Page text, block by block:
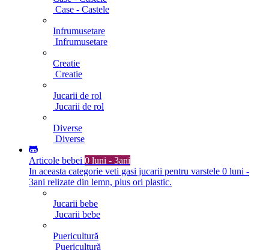
Case - Castele
Infrumusetare
Infrumusetare
Creatie
Creatie
Jucarii de rol
Jucarii de rol
Diverse
Diverse
Articole bebei 0 luni - 3ani
In aceasta categorie veti gasi jucarii pentru varstele 0 luni -
3ani relizate din lemn, plus ori plastic.
Jucarii bebe
Jucarii bebe
Puericultură
Puericultură